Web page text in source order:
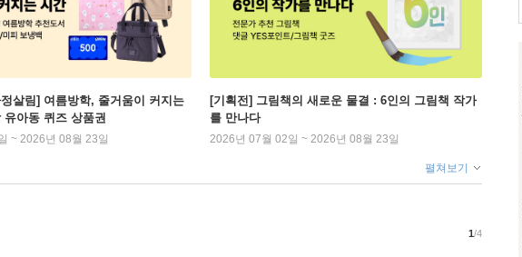
살림] 여름방학, 줄거움이 커지는
아동 퀴즈 상품권
~ 2026년 08월 23일
[기획전] 그림책의 새로운 물결 : 6인의 그림책 작가
를 만나다
2026년 07월 02일 ~ 2026년 08월 23일
펼쳐보기
1/4